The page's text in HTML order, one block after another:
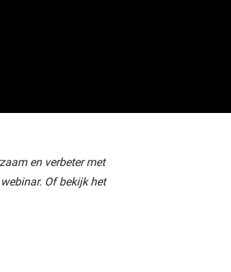
en verbeter met
Of bekijk het